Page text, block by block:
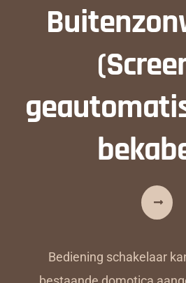
Bediening schakelaar